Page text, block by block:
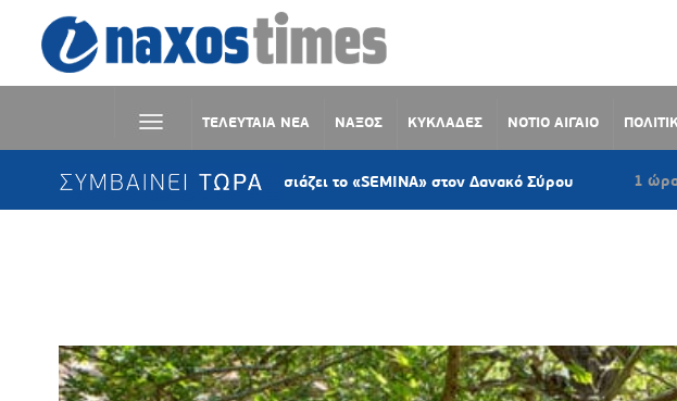
ΤΕΛΕΥΤΑΙΑ ΝΕΑ ΝΑΞΟΣ ΚΥΚΛΑΔΕΣ ΝΟΤΙΟ ΑΙΓΑΙΟ
ΣΥΜΒΑΙΝΕΙ ΤΩΡΑ
Η KYKLart παρουσιάζει το «SEMINA» στον Δανακό Σύρου 1 ώρα πριν